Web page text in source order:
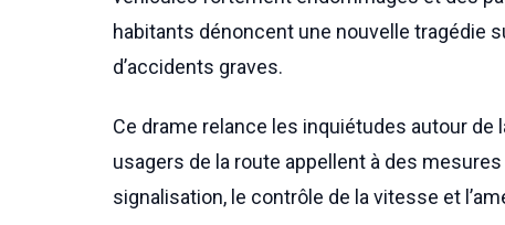
habitants dénoncent une nouvelle tragédie
d’accidents graves.
Ce drame relance les inquiétudes autour de
usagers de la route appellent à des
signalisation, le contrôle de la vitesse et